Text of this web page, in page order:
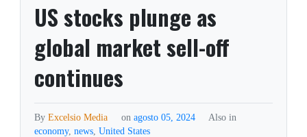
US stocks plunge as
global market sell-off
continues
ByExcelsio Media on agosto 05, 2024
Also in
economy,news,United States